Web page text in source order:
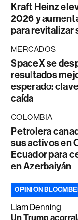
Kraft Heinz
2026 y
para revitalizar
MERCADOS
SpaceX se
resultados
esperado:
caída
COLOMBIA
Petrolera
sus activos en
Ecuador para
en Azerbaiyán
OPINIÓN
Liam Denning
Un Trump